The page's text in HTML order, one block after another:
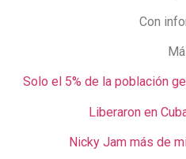
Con
Solo el 5% de la población
Liberaron en
Nicky Jam más de